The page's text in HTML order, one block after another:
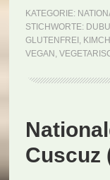
KATEGORIE:
STICHWORTE:
GLUTENFREI , KIMCHI
VEGAN ,
Cuscuz